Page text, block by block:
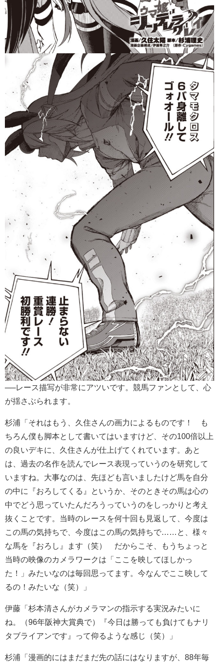
──レース描写が非常にアツいです。競馬ファンとして、心
が揺さぶられます。
杉浦「それはもう、久住さんの画力によるものです！ も
ちろん僕も脚本として書いてはいますけど、その100倍以上
の良いデキに、久住さんが仕上げてくれています。あと
は、過去の名作を読んでレース表現っていうのを研究して
いますね。大事なのは、先ほども言いましたけど馬を自分
の中に『おろしてくる』というか、そのときその馬は心の
中でどう思っていたんだろうっていうのをしっかりと考え
抜くことです。当時のレースを何十回も見返して、今度は
この馬の気持ちで、今度はこの馬の気持ちで……と、様々
な馬を『おろし』ます（笑） だからこそ、もうちょっと
当時の映像のカメラワークは「ここを映してほしかっ
た！」みたいなのは毎回思ってます。今なんでここ映して
るの！みたいな（笑）」
伊藤「杉本清さんがカメラマンの指示する実況みたいに
ね。（96年阪神大賞典で）『今日は勝っても負けてもナリ
タブライアンです』って仰るような感じ（笑）」
杉浦「漫画的にはまだまだ先の話にはなりますが、88年毎